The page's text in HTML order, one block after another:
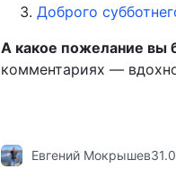
Доброго
А какое пожелание вы
комментариях —
Евгений Мокрышев